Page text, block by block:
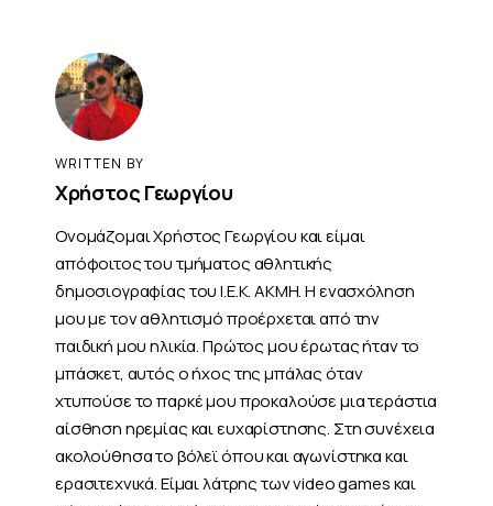
WRITTEN BY
Χρήστος Γεωργίου
Ονομάζομαι Χρήστος Γεωργίου και είμαι
απόφοιτος του τμήματος αθλητικής
δημοσιογραφίας του Ι.Ε.Κ. ΑΚΜΗ. Η ενασχόληση
μου με τον αθλητισμό προέρχεται από την
παιδική μου ηλικία. Πρώτος μου έρωτας ήταν το
μπάσκετ, αυτός ο ήχος της μπάλας όταν
χτυπούσε το παρκέ μου προκαλούσε μια τεράστια
αίσθηση ηρεμίας και ευχαρίστησης. Στη συνέχεια
ακολούθησα το βόλεϊ όπου και αγωνίστηκα και
ερασιτεχνικά. Είμαι λάτρης των video games και